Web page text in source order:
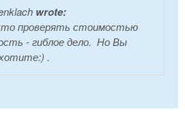
wrote:
проверять стоимостью
- гиблое дело. Но Вы
.